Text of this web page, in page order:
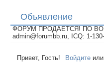
Объявление
ФОРУМ ПРОДАЕТСЯ! ПО
admin@forumbb.ru, ICQ: 1-
Привет, Гость! Войдите